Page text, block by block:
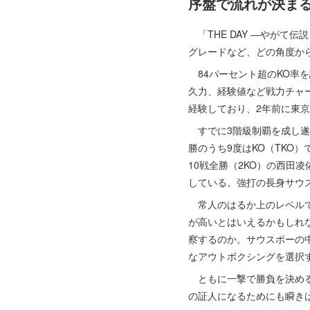
「THE DAY ―やがて伝
グレードなど、どの角度か
84パーセント超のKO率
久力、経験値など戦力チ
経験しており、2年前に東
すでに3階級制覇を成し
勝のうち9度はKO（TKO
10戦全勝（2KO）の西田
している。強打の長身サ
常人のはるか上のレベル
が高いとはいえるかもしれ
察するのか。サウスポーの
なアウトボクシングを選択
ともに一撃で勝負を決め
の証人になるためにも瞬き